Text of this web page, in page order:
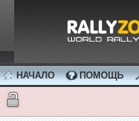
НАЧАЛО ПОМОЩЬ